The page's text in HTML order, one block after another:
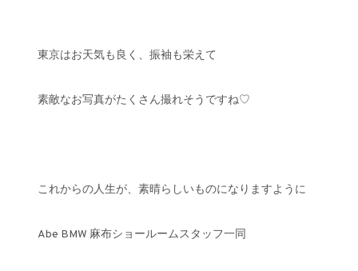
東京はお天気も良く、振袖も栄えて
素敵なお写真がたくさん撮れそうですね♡
これからの人生が、素晴らしいものになりますように
Abe BMW 麻布ショールームスタッフ一同